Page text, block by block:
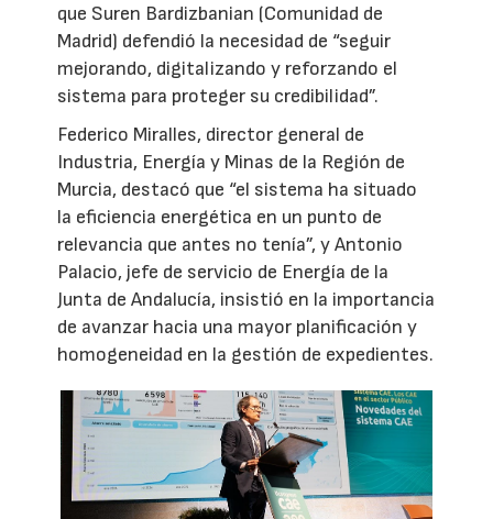
que Suren Bardizbanian (Comunidad de
Madrid) defendió la necesidad de “seguir
mejorando, digitalizando y reforzando el
sistema para proteger su credibilidad”.
Federico Miralles, director general de
Industria, Energía y Minas de la Región de
Murcia, destacó que “el sistema ha situado
la eficiencia energética en un punto de
relevancia que antes no tenía”, y Antonio
Palacio, jefe de servicio de Energía de la
Junta de Andalucía, insistió en la importancia
de avanzar hacia una mayor planificación y
homogeneidad en la gestión de expedientes.